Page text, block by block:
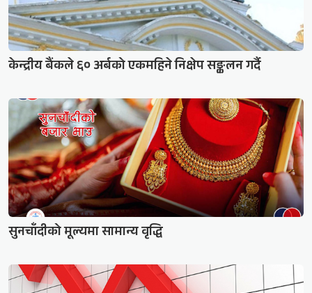
केन्द्रीय बैंकले ६० अर्बको एकमहिने निक्षेप सङ्कलन गर्दै
सुनचाँदीको मूल्यमा सामान्य वृद्धि